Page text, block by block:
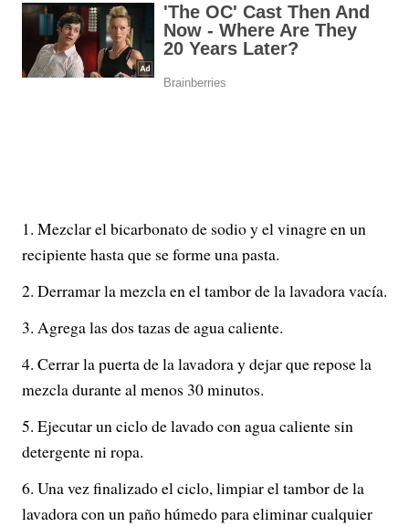
Mezclar el bicarbonato de sodio y el vinagre en un
recipiente hasta que se forme una pasta.
Derramar la mezcla en el tambor de la lavadora vacía.
Agrega las dos tazas de agua caliente.
Cerrar la puerta de la lavadora y dejar que repose la
mezcla durante al menos 30 minutos.
Ejecutar un ciclo de lavado con agua caliente sin
detergente ni ropa.
Una vez finalizado el ciclo, limpiar el tambor de la
lavadora con un paño húmedo para eliminar cualquier